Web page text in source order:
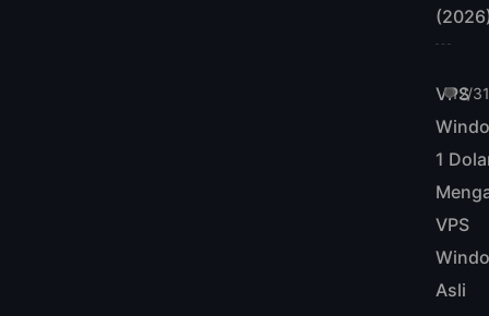
12/
VPS
1
VPS
Asli